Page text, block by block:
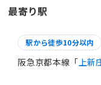
最寄り駅
駅から徒歩10分以内
阪急京都本線「 上新